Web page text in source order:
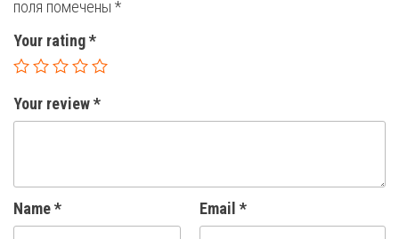
поля помечены *
Your rating*
Your review*
Name* Email *